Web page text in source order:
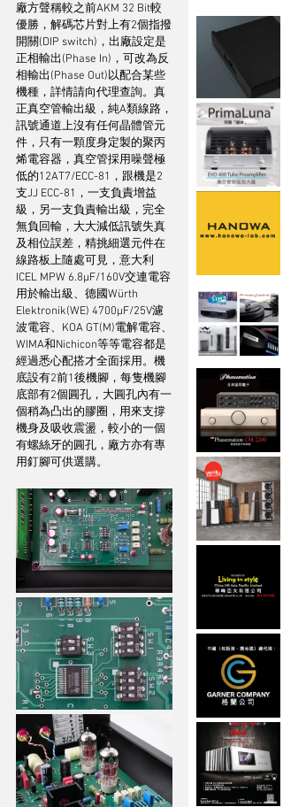
廠方聲稱較之前AKM 32 Bit較
優勝，解碼芯片對上有2個指撥
開關(DIP switch)，出廠設定是
正相輸出(Phase In)，可改為反
相輸出(Phase Out)以配合某些
機種，詳情請向代理查詢。真
正真空管輸出級，純A類線路，
訊號通道上沒有任何晶體管元
件，只有一顆度身定製的聚丙
烯電容器，真空管採用噪聲極
低的12AT7/ECC-81，跟機是2
支JJ ECC-81，一支負責增益
級，另一支負責輸出級，完全
無負回輸，大大減低訊號失真
及相位誤差，精挑細選元件在
線路板上隨處可見，意大利
ICEL MPW 6.8µF/160V交連電容
用於輸出級、德國Würth
Elektronik(WE) 4700µF/25V濾
波電容、KOA GT(M)電解電容、
WIMA和Nichicon等等電容都是
經過悉心配搭才全面採用。機
底設有2前1後機腳，每隻機腳
底部有2個圓孔，大圓孔內有一
個稍為凸出的膠圈，用來支撐
機身及吸收震盪，較小的一個
有螺絲牙的圓孔，廠方亦有專
用釘腳可供選購。